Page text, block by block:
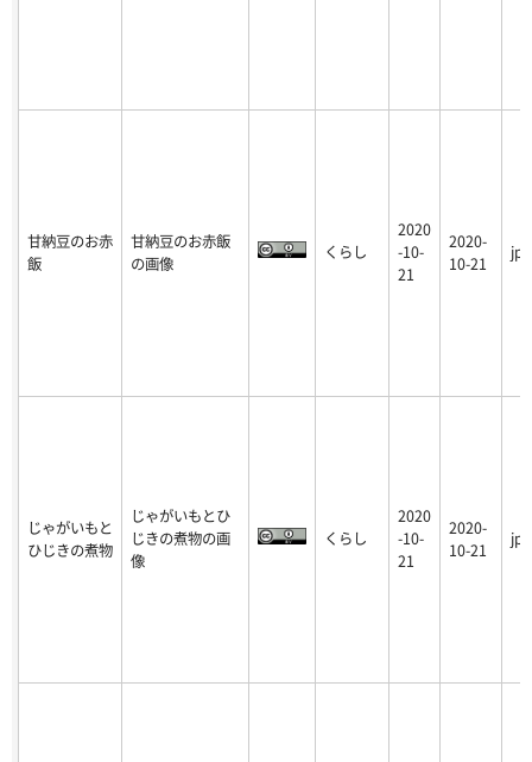
甘納豆のお赤
飯
甘納豆のお赤飯
の画像
くらし
2020
-10-
21
2020-
10-21
jpg
じゃがいもと
ひじきの煮物
じゃがいもとひ
じきの煮物の画
像
くらし
2020
-10-
21
2020-
10-21
jpg